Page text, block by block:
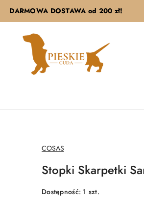
DARMOWA DOSTAWA od 200 zł!
NAZWA
PRODUCENTA:
COSAS
Stopki Skarpetki
Dostępność: 1 szt.